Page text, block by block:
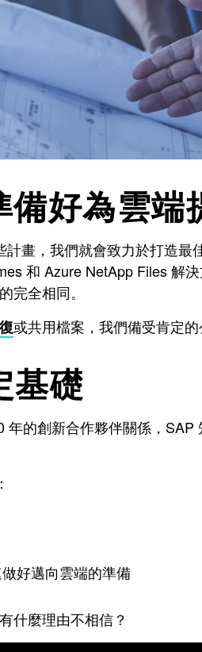
好為雲端
畫，我們就會致力於打造
和 Azure NetApp Files 解
完全相同。
或共用檔案，我們備受肯定
定基礎
的創新合作夥伴關係，
好邁向雲端的準備
什麼理由不相信？